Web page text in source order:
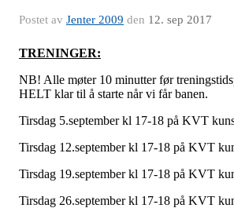
Postet av Jenter 2009 den 12. sep 2017
TRENINGER:
NB! Alle møter 10 minutter før
HELT klar til å starte når vi får banen.
Tirsdag 5.september kl 17-18 på KVT
Tirsdag 12.september kl 17-18 på KVT
Tirsdag 19.september kl 17-18 på KVT
Tirsdag 26.september kl 17-18 på KVT